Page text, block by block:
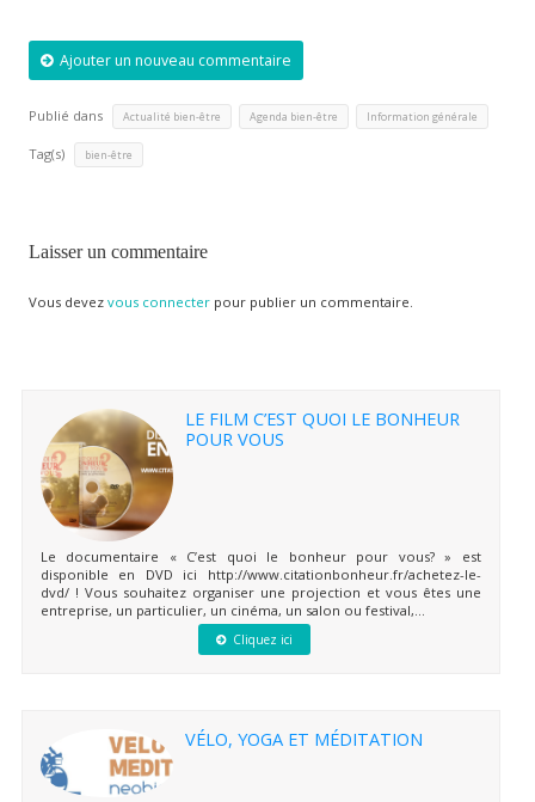
Ajouter un nouveau commentaire
Publié dans Actualité bien-être Agenda bien-être Information générale
Tag(s) bien-être
Laisser un commentaire
Vous devez vous connecterpour publier un commentaire.
LE FILM C’EST QUOI LE BONHEUR
POUR VOUS
Le documentaire « C’est quoi le bonheur pour vous? » est
disponible en DVD ici http://www.citationbonheur.fr/achetez-le-
dvd/ ! Vous souhaitez organiser une projection et vous êtes une
entreprise, un particulier, un cinéma, un salon ou festival,...
Cliquez ici
VÉLO, YOGA ET MÉDITATION